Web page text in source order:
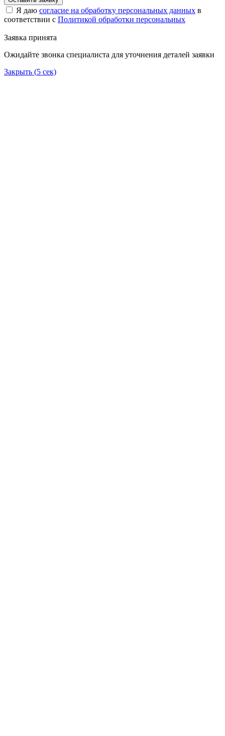
Я даю согласие на обработку персональных данных в
соответствии с Политикой обработки персональных
Заявка принята
Ожидайте звонка специалиста для уточнения деталей заявки
Закрыть (5 сек)